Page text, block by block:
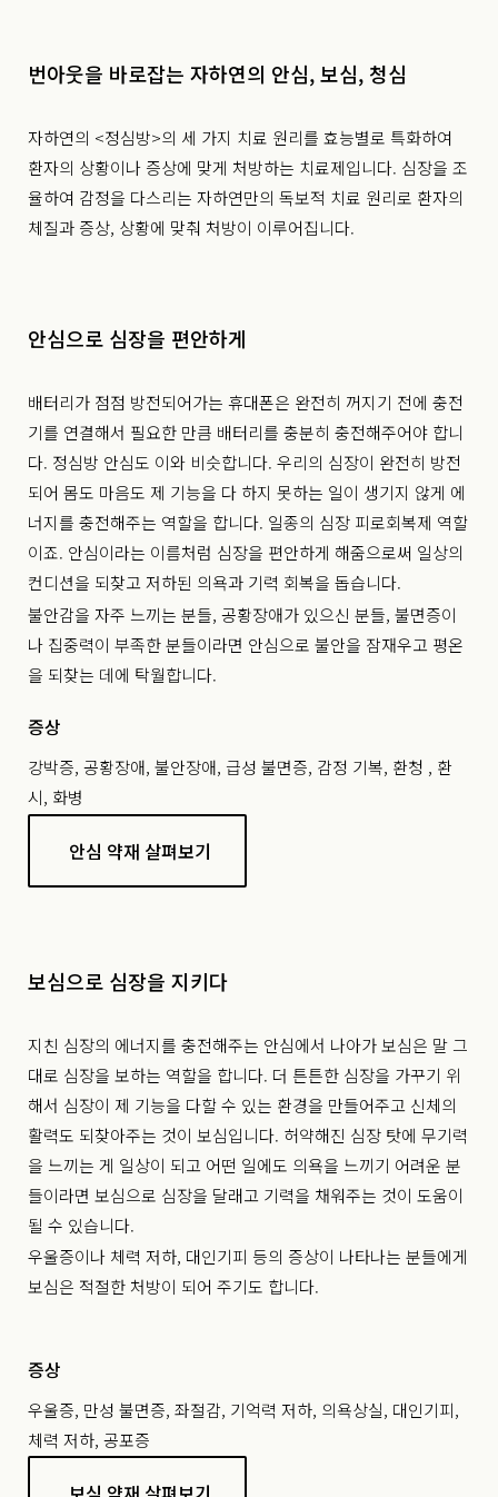
번아웃을 바로잡는 자하연의 안심, 보심, 청심
자하연의 <정심방>의 세 가지 치료 원리를 효능별로 특화하여
환자의 상황이나 증상에 맞게 처방하는 치료제입니다. 심장을 조
율하여 감정을 다스리는 자하연만의 독보적 치료 원리로 환자의
체질과 증상, 상황에 맞춰 처방이 이루어집니다.
안심으로 심장을 편안하게
배터리가 점점 방전되어가는 휴대폰은 완전히 꺼지기 전에 충전
기를 연결해서 필요한 만큼 배터리를 충분히 충전해주어야 합니
다. 정심방 안심도 이와 비슷합니다. 우리의 심장이 완전히 방전
되어 몸도 마음도 제 기능을 다 하지 못하는 일이 생기지 않게 에
너지를 충전해주는 역할을 합니다. 일종의 심장 피로회복제 역할
이죠. 안심이라는 이름처럼 심장을 편안하게 해줌으로써 일상의
컨디션을 되찾고 저하된 의욕과 기력 회복을 돕습니다.
불안감을 자주 느끼는 분들, 공황장애가 있으신 분들, 불면증이
나 집중력이 부족한 분들이라면 안심으로 불안을 잠재우고 평온
을 되찾는 데에 탁월합니다.
증상
강박증, 공황장애, 불안장애, 급성 불면증, 감정 기복, 환청 , 환
시, 화병
안심 약재 살펴보기
보심으로 심장을 지키다
지친 심장의 에너지를 충전해주는 안심에서 나아가 보심은 말 그
대로 심장을 보하는 역할을 합니다. 더 튼튼한 심장을 가꾸기 위
해서 심장이 제 기능을 다할 수 있는 환경을 만들어주고 신체의
활력도 되찾아주는 것이 보심입니다. 허약해진 심장 탓에 무기력
을 느끼는 게 일상이 되고 어떤 일에도 의욕을 느끼기 어려운 분
들이라면 보심으로 심장을 달래고 기력을 채워주는 것이 도움이
될 수 있습니다.
우울증이나 체력 저하, 대인기피 등의 증상이 나타나는 분들에게
보심은 적절한 처방이 되어 주기도 합니다.
증상
우울증, 만성 불면증, 좌절감, 기억력 저하, 의욕상실, 대인기피,
체력 저하, 공포증